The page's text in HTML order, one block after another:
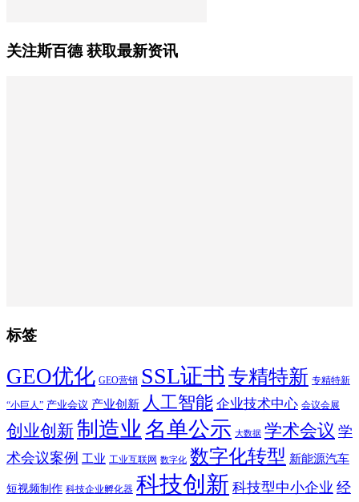
关注斯百德 获取最新资讯
标签
GEO优化 GEO营销 SSL证书 专精特新 专精特新
“小巨人” 产业会议 产业创新 人工智能 企业技术中心 会议会展
创业创新制造业 名单公示 大数据 学术会议 学
术会议案例 工业 工业互联网 数字化 数字化转型 新能源汽车
短视频制作 科技企业孵化器 科技创新 科技型中小企业 经